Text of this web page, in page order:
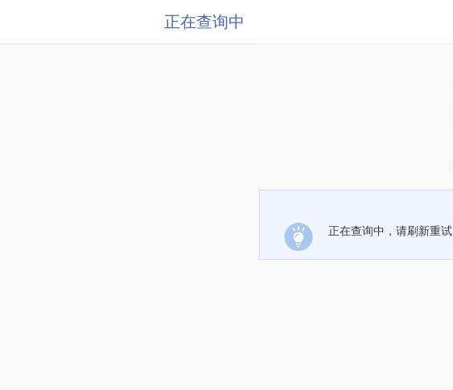
正在查询中
正在查询中，请刷新重试